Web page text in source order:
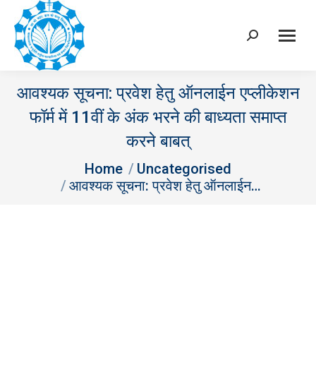
Search:
आवश्‍यक सूचना: प्रवेश हेतु ऑनलाईन एप्‍लीकेशन
फॉर्म में 11वीं के अंक भरने की बाध्‍यता समाप्‍त
करने बाबत्
Home
Uncategorised
आवश्‍यक सूचना: प्रवेश हेतु ऑनलाईन…